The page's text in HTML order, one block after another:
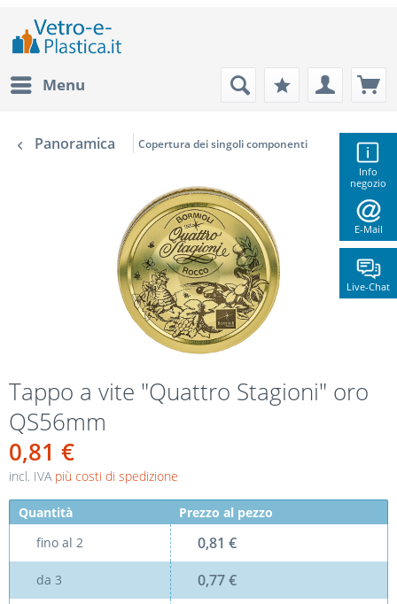
Info
negozio
E-Mail
Live-Chat
Menu
Panoramica Copertura dei singoli componenti
Tappo a vite "Quattro Stagioni" oro
QS56mm
0,81 €
incl. IVA più costi di spedizione
Quantità
Prezzo al pezzo
fino al 2 0,81 €
da 3 0,77 €